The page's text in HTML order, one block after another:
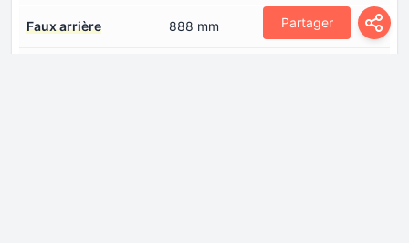
Partager
Faux arrière 888 mm